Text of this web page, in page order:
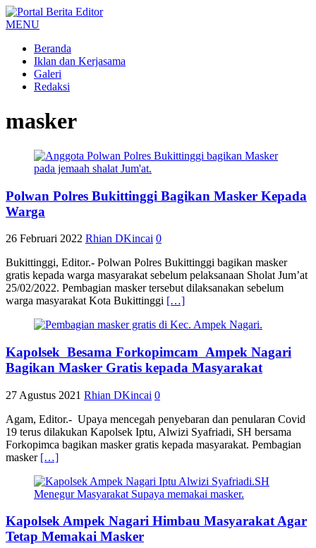
MENU
Beranda
Iklan dan Kerjasama
Galeri
Redaksi
masker
Polwan Polres Bukittinggi Bagikan Masker Kepada
Warga
26 Februari 2022 Rhian DKincai 0
Bukittinggi, Editor.- Polwan Polres Bukittinggi bagikan masker
gratis kepada warga masyarakat sebelum pelaksanaan Sholat Jum’at
25/02/2022. Pembagian masker tersebut dilaksanakan sebelum
warga masyarakat Kota Bukittinggi […]
Kapolsek Besama Forkopimcam Ampek Nagari
Bagikan Masker Gratis kepada Masyarakat
27 Agustus 2021 Rhian DKincai 0
Agam, Editor.- Upaya mencegah penyebaran dan penularan Covid
19 terus dilakukan Kapolsek Iptu, Alwizi Syafriadi, SH bersama
Forkopimca bagikan masker gratis kepada masyarakat. Pembagian
masker […]
Kapolsek Ampek Nagari Himbau Masyarakat Agar
Tetap Memakai Masker